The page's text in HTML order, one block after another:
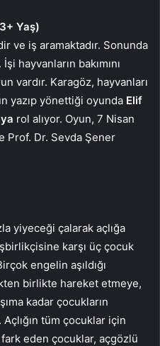
Yaş)
ve iş aramaktadır. Sonunda
hayvanların bakımını
vardır. Karagöz, hayvanları
yazıp yönettiği oyunda Elif
rol alıyor. Oyun, 7 Nisan
Prof. Dr. Sevda Şener
yiyeceği çalarak açlığa
karşı üç çocuk
engelin aşıldığı
birlikte hareket etmeye,
kadar çocukların
tüm çocuklar için
eden çocuklar, açgözlü